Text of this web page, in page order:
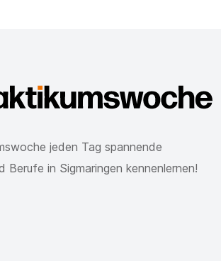
jeden Tag spannende
Berufe in Sigmaringen kennenlernen!